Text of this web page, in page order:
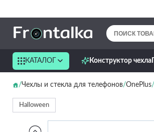
КАТАЛОГ Конструктор чехла
Чехлы и стекла для телефонов OnePlus
Halloween